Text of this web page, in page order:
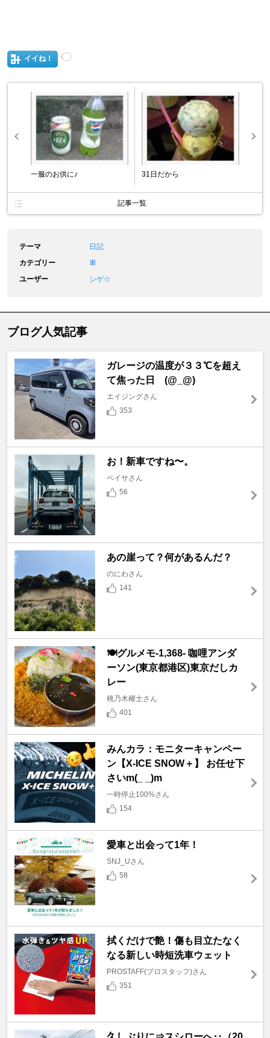
イイね！
一服のお供に♪ 31日だから
記事一覧
テーマ
日記
カテゴリー
車
ユーザー
シゲ☆
ブログ人気記事
ガレージの温度が３３℃を超え
て焦った日 (@_@)
エイジングさん
353
お！新車ですね〜。
ベイサさん
56
あの崖って？何があるんだ？
のにわさん
141
🍽️グルメモ-1,368- 咖哩アンダ
ーソン(東京都港区)東京だしカ
レー
桃乃木權士さん
401
みんカラ：モニターキャンペー
ン【X-ICE SNOW＋】 お任せ下
さいm(_ _)m
一時停止100%さん
154
愛車と出会って1年！
SNJ_Uさん
58
拭くだけで艶！傷も目立たなく
なる新しい時短洗車ウェット
PROSTAFF(プロスタッフ)さん
351